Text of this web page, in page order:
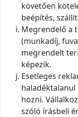
követően
beépítés,
Megrendelő a
(munkadíj,
megrendelt
képezik.
Esetleges
hozni.
szóló írásbeli